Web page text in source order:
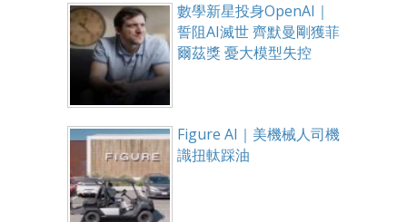
數學新星投身OpenAI｜
誓阻AI滅世 齊默曼剛獲菲
爾茲獎 憂大模型失控
Figure AI｜美機械人司機
識扭軚踩油